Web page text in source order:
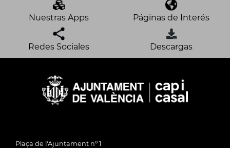
Nuestras Apps Páginas de Interés
Redes Sociales Descargas
Plaça de l'Ajuntament nº 1